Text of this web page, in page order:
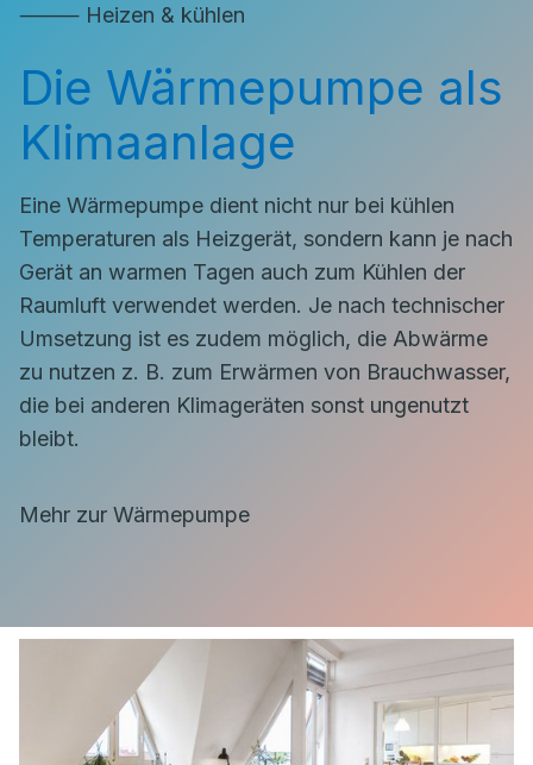
⸻ Heizen & kühlen
Die Wärmepumpe als
Klimaanlage
Eine Wärmepumpe dient nicht nur bei kühlen
Temperaturen als Heizgerät, sondern kann je nach
Gerät an warmen Tagen auch zum Kühlen der
Raumluft verwendet werden. Je nach technischer
Umsetzung ist es zudem möglich, die Abwärme
zu nutzen z. B. zum Erwärmen von Brauchwasser,
die bei anderen Klimageräten sonst ungenutzt
bleibt.
Mehr zur Wärmepumpe